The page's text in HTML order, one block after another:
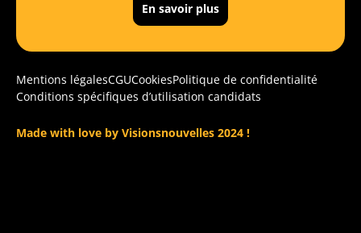
En savoir plus
Mentions légalesCGUCookiesPolitique de confidentialité
Conditions spécifiques d’utilisation candidats
Made with love by Visionsnouvelles 2024 !